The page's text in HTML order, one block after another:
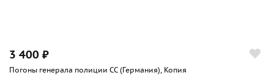
3 400 ₽
Погоны генерала полиции СС (Германия), Копия